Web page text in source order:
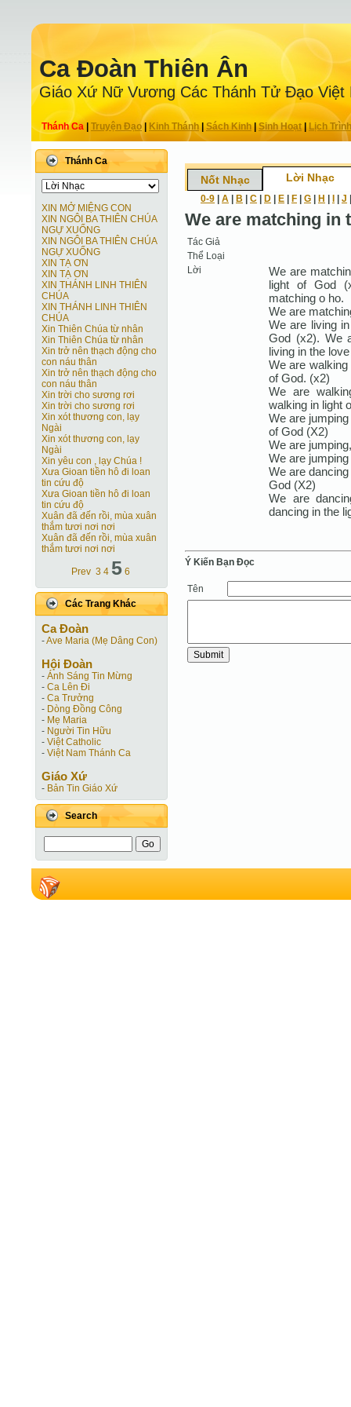
Ca Ðoàn Thiên Ân
Giáo Xứ Nữ Vương Các Thánh Tử Ðạo Việt
Thánh Ca Truyện Ðạo| Kinh Thánh Sách Kinh|Sinh Hoạt| Lịch Trình
Thánh Ca
XIN MỞ MIỆNG CON
XIN NGÔI BA THIÊN CHÚA
NGỰ XUỐNG
XIN NGÔI BA THIÊN CHÚA
NGỰ XUỐNG
XIN TẠ ƠN
XIN TẠ ƠN
XIN THÁNH LINH THIÊN
CHÚA
XIN THÁNH LINH THIÊN
CHÚA
Xin Thiên Chúa từ nhân
Xin Thiên Chúa từ nhân
Xin trở nên thạch động cho
con náu thân
Xin trở nên thạch động cho
con náu thân
Xin trời cho sương rơi
Xin trời cho sương rơi
Xin xót thương con, lạy
Ngài
Xin xót thương con, lạy
Ngài
Xin yêu con , lạy Chúa !
Xưa Gioan tiền hô đi loan
tin cứu độ
Xưa Gioan tiền hô đi loan
tin cứu độ
Xuân đã đến rồi, mùa xuân
thắm tươi nơi nơi
Xuân đã đến rồi, mùa xuân
thắm tươi nơi nơi
Prev 3 4 5 6
Các Trang Khác
Ca Ðoàn
-Ave Maria (Mẹ Dâng Con)
Hội Ðoàn
- Ánh Sáng Tin Mừng
- Ca Lên Đi
- Ca Trưởng
- Dòng Đồng Công
- Mẹ Maria
- Người Tin Hữu
- Việt Catholic
- Việt Nam Thánh Ca
Giáo Xứ
- Bản Tin Giáo Xứ
Search
Nốt Nhạc Lời Nhạc
0-9 A B C D E F G H J
We are matching in
Tác Giả
Thể Loại
Lời
We are
light of God
matching o ho.
We are
We are living
God (x2). We
living in the
We are
of God. (x2)
We are
walking in light
We are
of God (X2)
We are
We are
We are
God (X2)
We are
dancing in the
Ý Kiến Bạn Ðọc
Tên